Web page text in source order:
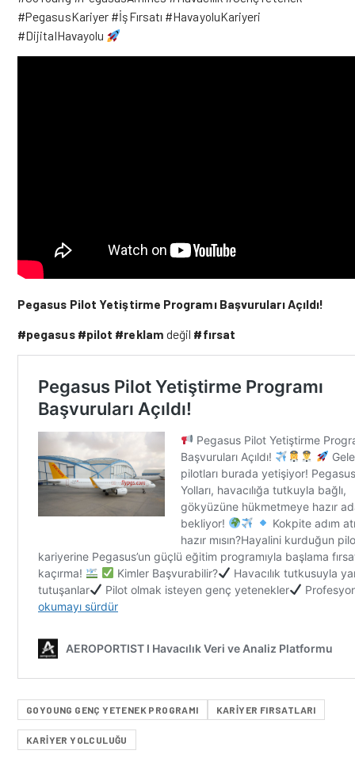
#PegasusKariyer #İşFırsatı #HavayoluKariyeri
#DijitalHavayolu
Pegasus Pilot Yetiştirme Programı Başvuruları Açıldı!
#pegasus #pilot #reklam değil #fırsat
GOYOUNG GENÇ YETENEK PROGRAMI KARIYER FIRSATLARI
KARIYER YOLCULUĞU